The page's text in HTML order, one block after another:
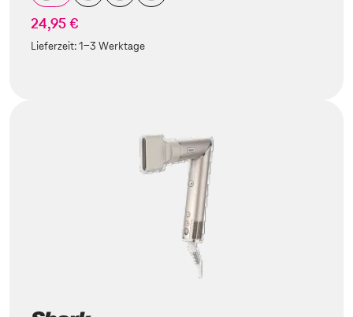
24,95 €
Lieferzeit:1-3 Werktage